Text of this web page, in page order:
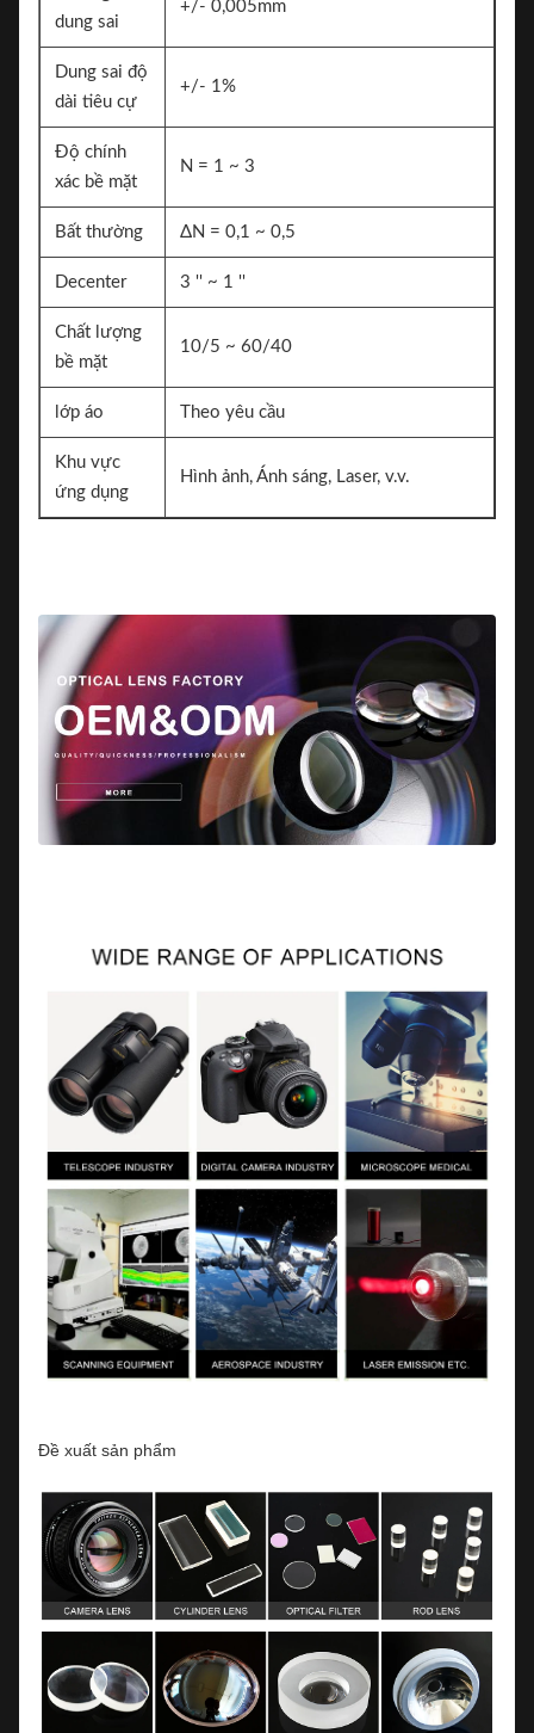
dung sai
+/- 0,005mm
Dung sai độ
dài tiêu cự
+/- 1%
Độ chính
xác bề mặt
N = 1 ~ 3
Bất thường ΔN = 0,1 ~ 0,5
Decenter 3 '' ~ 1 ''
Chất lượng
bề mặt
10/5 ~ 60/40
lớp áo Theo yêu cầu
Khu vực
ứng dụng
Hình ảnh, Ánh sáng, Laser, v.v.
Đề xuất sản phẩm